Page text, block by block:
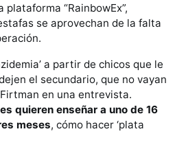
“RainbowEx”,
se aprovechan de la falta
a partir de chicos que le
el secundario, que no vayan
en una entrevista.
quieren enseñar a uno de 16
meses, cómo hacer ‘plata